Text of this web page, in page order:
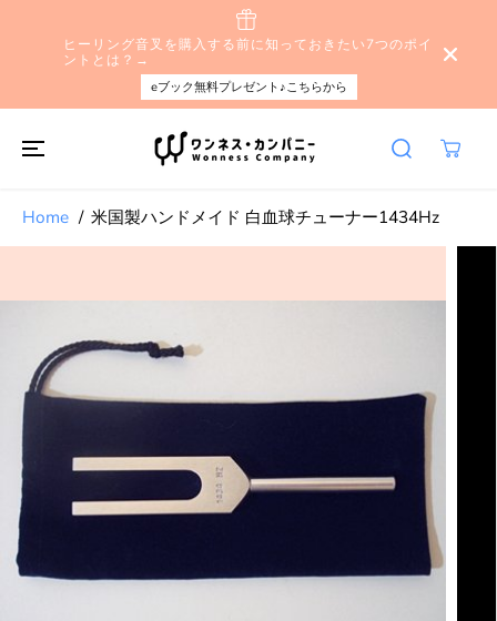
ヒーリング音叉を購入する前に知っておきたい7つのポイ
ントとは？→
eブック無料プレゼント♪こちらから
Home 米国製ハンドメイド 白血球チューナー1434Hz